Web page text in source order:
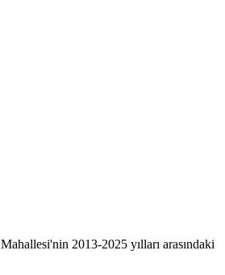
Mahallesi'nin 2013-2025 yılları arasındaki